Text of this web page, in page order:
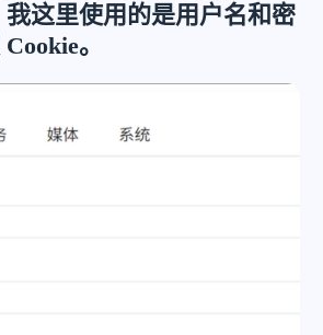
我这里使用的是用户名和密
。